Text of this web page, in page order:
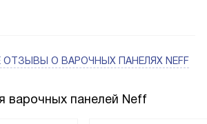
ОТЗЫВЫ О ВАРОЧНЫХ ПАНЕЛЯХ NEFF
варочных панелей Neff